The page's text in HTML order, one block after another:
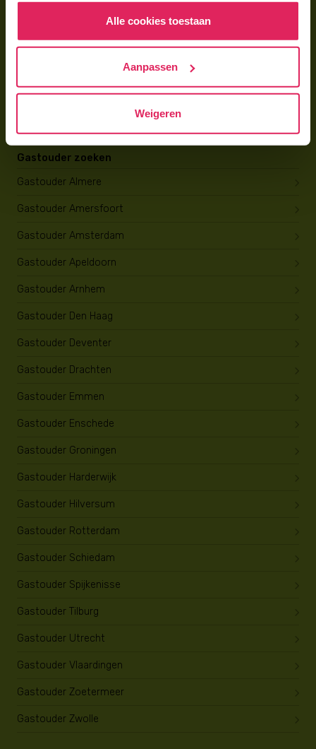
Alle cookies toestaan
Aanpassen
Weigeren
Wat verdient een gastouder?
Gastouder zoeken
Gastouder Almere
Gastouder Amersfoort
Gastouder Amsterdam
Gastouder Apeldoorn
Gastouder Arnhem
Gastouder Den Haag
Gastouder Deventer
Gastouder Drachten
Gastouder Emmen
Gastouder Enschede
Gastouder Groningen
Gastouder Harderwijk
Gastouder Hilversum
Gastouder Rotterdam
Gastouder Schiedam
Gastouder Spijkenisse
Gastouder Tilburg
Gastouder Utrecht
Gastouder Vlaardingen
Gastouder Zoetermeer
Gastouder Zwolle